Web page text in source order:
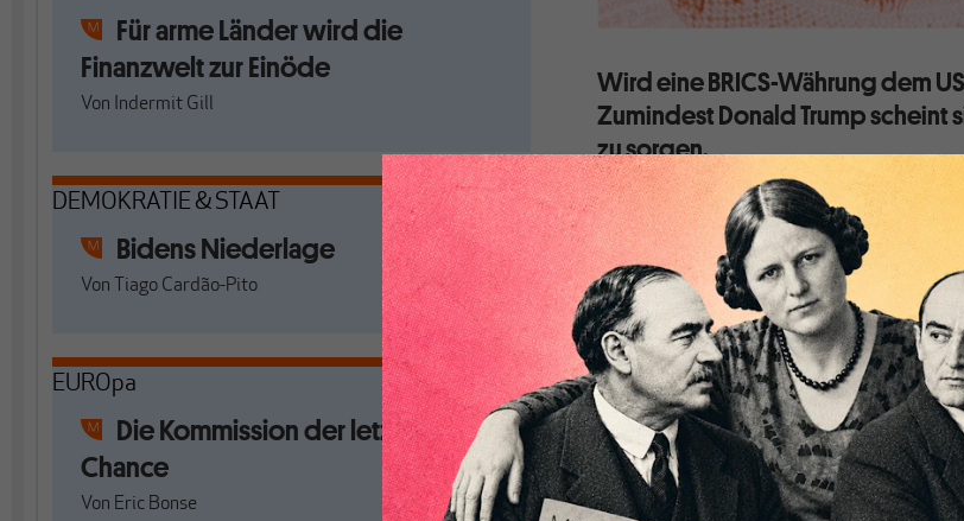
Für arme Länder wird die
Finanzwelt zur Einöde
Von Indermit Gill
DEMOKRATIE & STAAT
Bidens Niederlage
Von Tiago Cardão-Pito
EUROpa
Die Kommission der letzten
Chance
Von Eric Bonse
Wird eine BRICS-Währung dem
Zumindest Donald Trump scheint
zu sorgen.
Der symbolische BRICS-Geldschein, der
Runde machte, verbildlicht die
in Konkurrenz zum US-Dollar geben
Nicht in absehbarer Zeit und vielleicht
Die „De-Dollarisierung“, die
Weltreservewährung, ist immer wieder
herbei gejubelt oder als
US-Präsident Donald Trump scheint sich
BRICS-Staaten mit Zöllen von 100
internationalen Handel zu ersetzen: „Wir